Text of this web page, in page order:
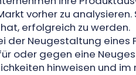
vorher zu
erfolgreich zu werden.
der Neugestaltung eines
oder gegen eine
hinweisen und